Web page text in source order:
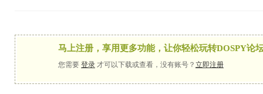
马上注册，享用更多功能，让你轻松玩转DOSPY论
您需要 登录 才可以下载或查看，没有账号？ 立即注册